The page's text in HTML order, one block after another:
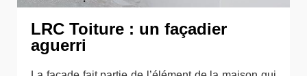
LRC Toiture : un façadier
aguerri